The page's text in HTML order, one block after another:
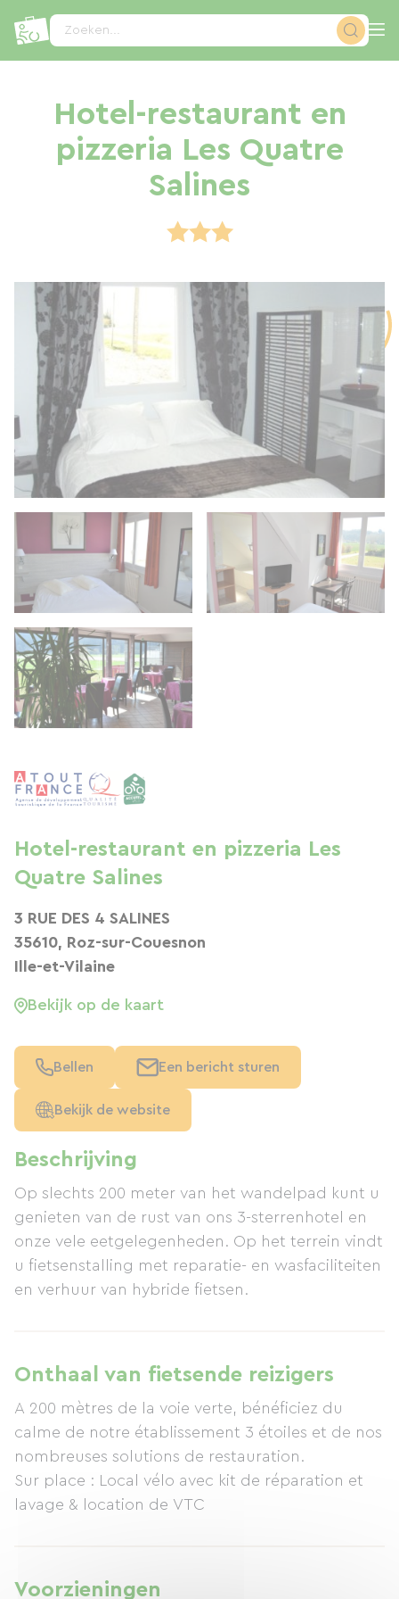
Zoeken...
Hotel-restaurant en
pizzeria Les Quatre
Salines
Beschrijving
Op slechts 200 meter van het wandelpad kunt u
genieten van de rust van ons 3-sterrenhotel en
onze vele eetgelegenheden. Op het terrein vindt
u fietsenstalling met reparatie- en wasfaciliteiten
en verhuur van hybride fietsen.
Onthaal van fietsende reizigers
A 200 mètres de la voie verte, bénéficiez du
calme de notre établissement 3 étoiles et de nos
nombreuses solutions de restauration.
Sur place : Local vélo avec kit de réparation et
Voorzieningen
Hotel-restaurant en pizzeria Les
Quatre Salines
3 RUE DES 4 SALINES
35610, Roz-sur-Couesnon
Ille-et-Vilaine
Bekijk op de kaart
Bellen Een bericht sturen
Bekijk de website
Cookies beheer paneel